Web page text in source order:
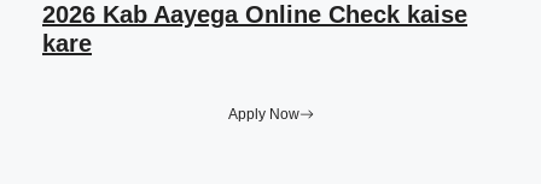
2026 Kab Aayega Online Check kaise
kare
Apply Now